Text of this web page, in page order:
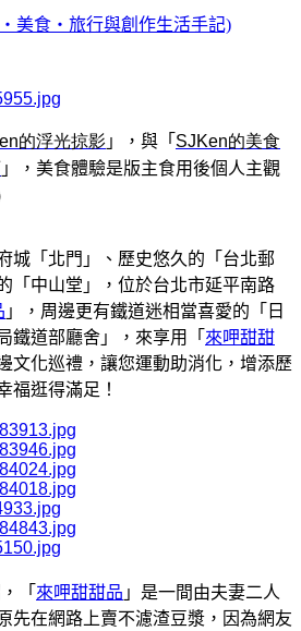
‧美食‧旅行與創作生活手記)
的浮光掠影 」，與「 SJKen的美食
」，美食體驗是版主食用後個人主觀
城「北門」、歷史悠久的「台北郵
「中山堂」
，位於台北市延平南路
」， 周邊更有鐵道迷相當喜愛的「日
鐵道部廳舍」，來享用「 來呷甜甜
文化巡禮，讓您運動助消化，增添歷
福逛得滿足！
「 來呷甜甜品 」 是一間由夫妻二人
先在網路上賣不濾渣豆漿，因為網友